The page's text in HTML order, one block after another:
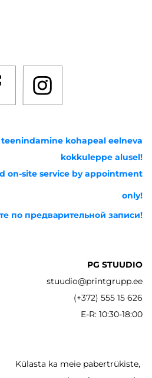
kohapeal eelneva
kokkuleppe alusel!
on-site service by appointment
only!
по предварительной записи!
PG STUUDIO
stuudio@printgrupp.ee
(+372) 555 15 626
E-R: 10:30-18:00
Külasta ka meie pabertrükiste,